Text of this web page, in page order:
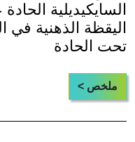
السايكيديلية
اليقظة الذهنية في
تحت الحادة
ملخص >